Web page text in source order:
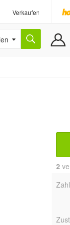
Verkaufen
2